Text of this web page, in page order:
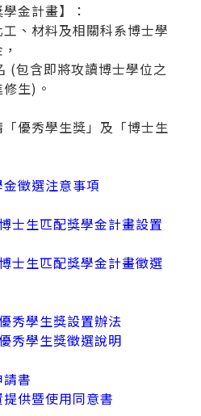
金計畫】：
、材料及相關科系博士學
(包含即將攻讀博士學位之
生)。
優秀學生獎」及「博士生
徵選注意事項
士生匹配獎學金計畫設置
士生匹配獎學金計畫徵選
秀學生獎設置辦法
秀學生獎徵選說明
書
供暨使用同意書